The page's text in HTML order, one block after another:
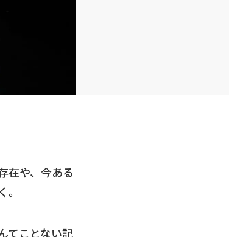
在や、今ある
てことない記